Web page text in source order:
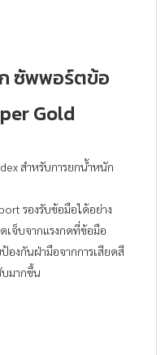
ซัพพอร์ตข้อ
Gold
สำหรับการยกน้ำหนัก
รองรับข้อมือได้อย่าง
เจ็บจากแรงกดที่ข้อมือ
องกันฝ่ามือจากการเสียดสี
มากขึ้น